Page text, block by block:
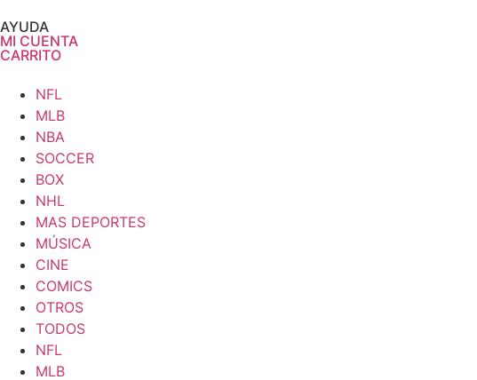
AYUDA
MI CUENTA
CARRITO
NFL
MLB
NBA
SOCCER
BOX
NHL
MAS DEPORTES
MÚSICA
CINE
COMICS
OTROS
TODOS
NFL
MLB